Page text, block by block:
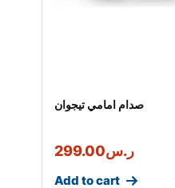
صدام امامي تيجوان
ر.س299.00
Add to cart